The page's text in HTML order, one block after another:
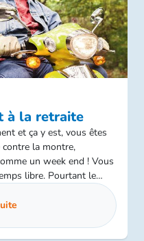
à la retraite
et ça y est, vous êtes
la montre,
un week end ! Vous
libre. Pourtant le
peut être